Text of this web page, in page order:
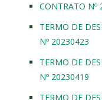
CONTRATO Nº
TERMO DE
Nº 20230423
TERMO DE
Nº 20230419
TERMO DE